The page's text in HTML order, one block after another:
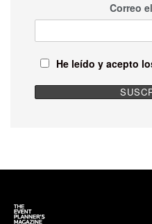
Correo
He leído y acepto